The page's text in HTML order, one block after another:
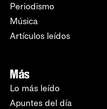
Periodismo
Música
Artículos leídos
Más
Lo más leído
Apuntes del día